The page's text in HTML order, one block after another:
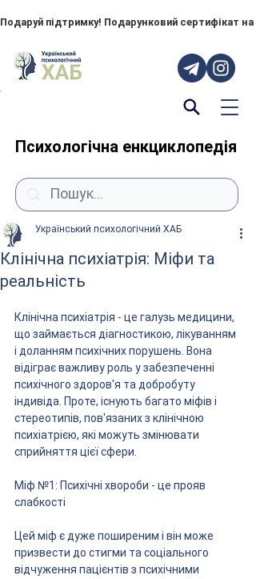
Подаруй підтримку! Подарунковий сертифікат
Психологічна енкциклопедія
Клінічна психіатрія: Міфи та
реальність
Український психологічний ХАБ
Клінічна психіатрія - це галузь медицини,
що займається діагностикою, лікуванням
і доланням психічних порушень. Вона
відіграє важливу роль у забезпеченні
психічного здоров'я та добробуту
індивіда. Проте, існують багато міфів і
стереотипів, пов'язаних з клінічною
психіатрією, які можуть змінювати
сприйняття цієї сфери.
Міф №1: Психічні хвороби - це прояв
слабкості
Цей міф є дуже поширеним і він може
призвести до стигми та соціального
відчуження пацієнтів з психічними